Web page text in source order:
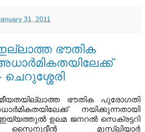
31, 2011
ഭൗതിക
ഭൗതിക പുരോഗതി
നയിക്കുന്നതായി
ഉലമ ജനറല്‍ സെക്രട്ടറി
സൈനുദ്ദീന്‍ മുസ്‌ലിയാര്‍